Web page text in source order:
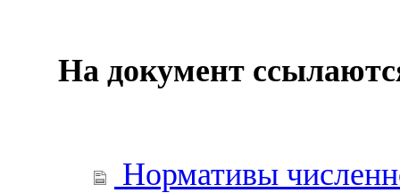
На документ
Нормативы